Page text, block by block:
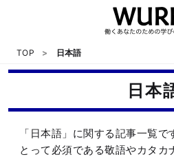
英語
TOP 日本語
日本
「日本語」に関する記事一覧
とって必須である敬語やカタカ